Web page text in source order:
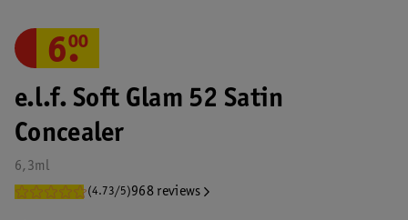
e.l.f. Soft Glam 52 Satin
Concealer
6,3ml
(4.73/5)968 reviews
6.
00